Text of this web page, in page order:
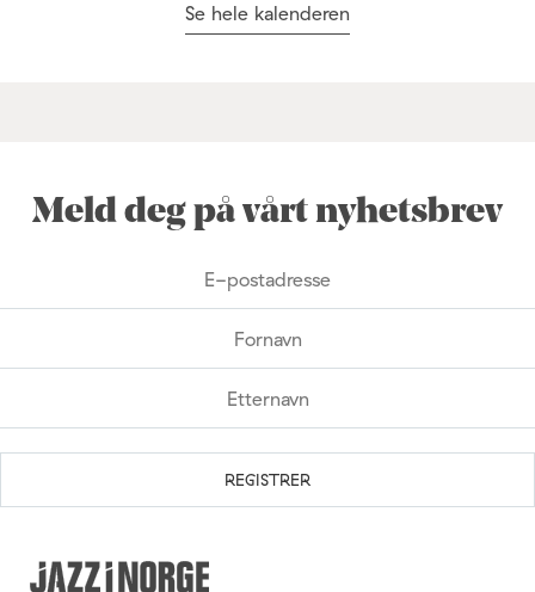
Se hele kalenderen
Meld deg på vårt nyhetsbrev